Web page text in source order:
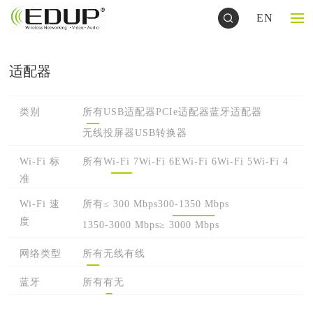
EN
适配器
类别 所有USB适配器PCIe适配器蓝牙适配器
无线投屏器USB转换器
Wi-Fi 标
准
所有Wi-Fi 7Wi-Fi 6EWi-Fi 6Wi-Fi 5Wi-Fi 4
Wi-Fi 速
度
所有≤ 300 Mbps300-1350 Mbps
1350-3000 Mbps≥ 3000 Mbps
网络类型 所有 无线有线
蓝牙 所有有 无